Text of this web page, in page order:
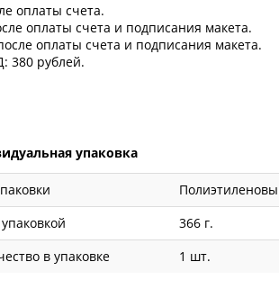
оплаты счета.
оплаты счета и подписания макета.
оплаты счета и подписания макета.
380 рублей.
упаковка
366 г.
в упаковке
1 шт.